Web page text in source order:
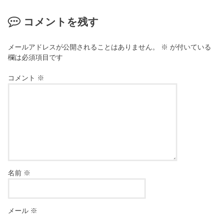
コメントを残す
メールアドレスが公開されることはありません。 ※ が付いている
欄は必須項目です
コメント ※
名前 ※
メール ※